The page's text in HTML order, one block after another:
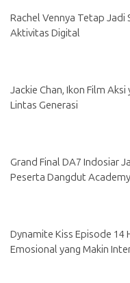
Rachel Vennya Tetap
Aktivitas Digital
Jackie Chan, Ikon Film
Lintas Generasi
Grand Final DA7 Indosiar
Peserta Dangdut Academy
Dynamite Kiss Episode 14
Emosional yang Makin